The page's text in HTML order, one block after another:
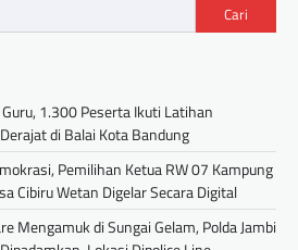
Cari
1.300 Peserta Ikuti Latihan
di Balai Kota Bandung
Pemilihan Ketua RW 07 Kampung
Cibiru Wetan Digelar Secara Digital
Mengamuk di Sungai Gelam, Polda Jambi